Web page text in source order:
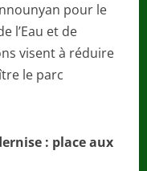
pour le
l’Eau et de
visent à réduire
le parc
: place aux